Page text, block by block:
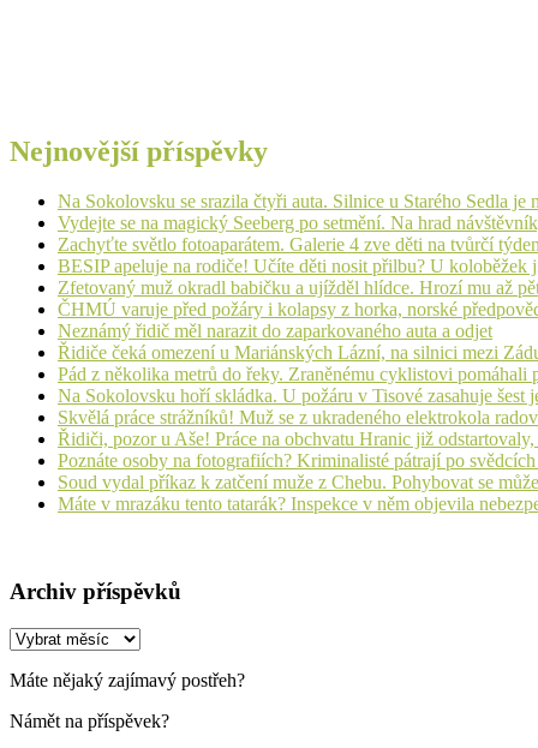
Nejnovější příspěvky
Na Sokolovsku se srazila čtyři auta. Silnice u Starého Sedla je
Vydejte se na magický Seeberg po setmění. Na hrad
Zachyťte světlo fotoaparátem. Galerie 4 zve děti na tvůrčí
BESIP apeluje na rodiče! Učíte děti nosit přilbu? U koloběžek
Zfetovaný muž okradl babičku a ujížděl hlídce. Hrozí mu až
ČHMÚ varuje před požáry i kolapsy z horka, norské
Neznámý řidič měl narazit do zaparkovaného auta a odjet
Řidiče čeká omezení u Mariánských Lázní, na silnici mezi
Pád z několika metrů do řeky. Zraněnému cyklistovi pomáhali
Na Sokolovsku hoří skládka. U požáru v Tisové zasahuje šest
Skvělá práce strážníků! Muž se z ukradeného elektrokola
Řidiči, pozor u Aše! Práce na obchvatu Hranic již
Poznáte osoby na fotografiích? Kriminalisté pátrají po
Soud vydal příkaz k zatčení muže z Chebu. Pohybovat se
Máte v mrazáku tento tatarák? Inspekce v něm objevila
Archiv příspěvků
Archiv
Máte nějaký zajímavý postřeh?
Námět na příspěvek?